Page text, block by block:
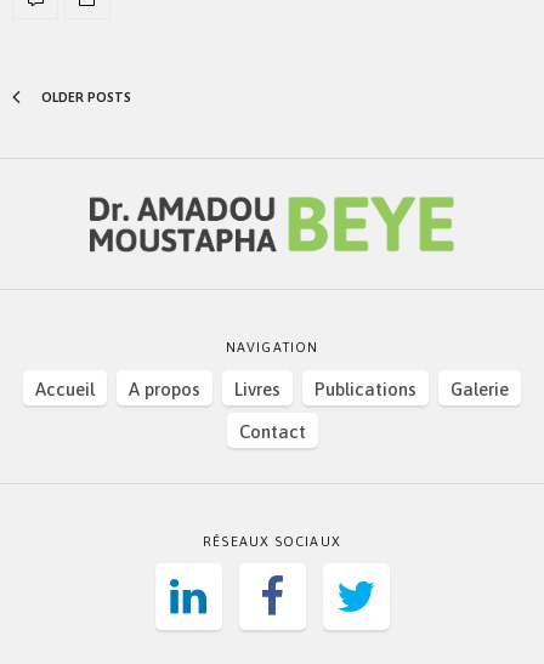
OLDER POSTS
NAVIGATION
Accueil A propos Livres Publications Galerie
Contact
RÉSEAUX SOCIAUX